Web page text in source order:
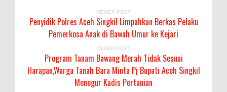
NEWER POST
Penyidik Polres Aceh Singkil Limpahkan Berkas Pelaku
Pemerkosa Anak di Bawah Umur ke Kejari
OLDER POST
Program Tanam Bawang Merah Tidak Sesuai
Harapan,Warga Tanah Bara Minta Pj Bupati Aceh Singkil
Menegur Kadis Pertanian